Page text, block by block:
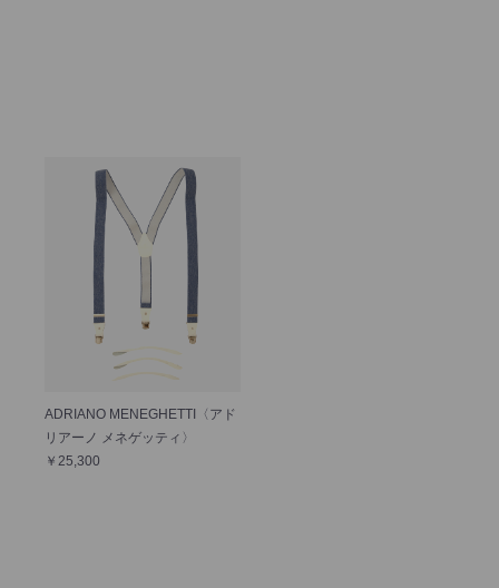
ADRIANO MENEGHETTI〈アド
リアーノ メネゲッティ〉
￥25,300